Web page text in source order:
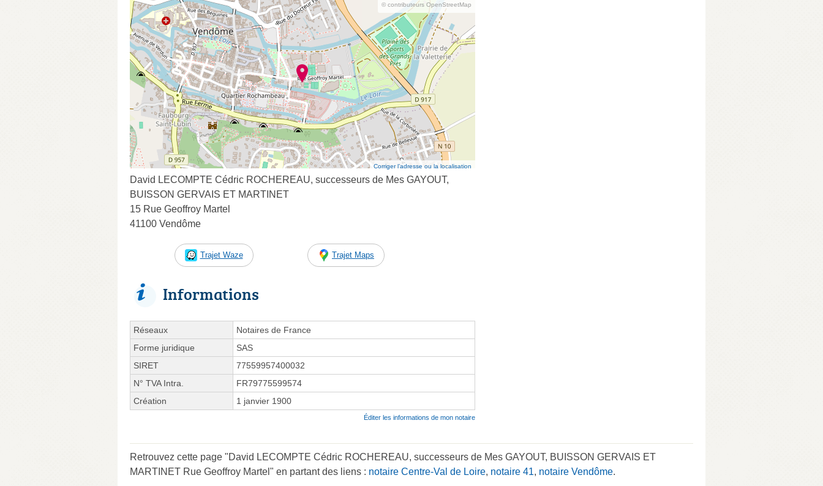
© contributeurs OpenStreetMap
Corriger l’adresse ou la localisation
David LECOMPTE Cédric ROCHEREAU, successeurs de Mes GAYOUT,
BUISSON GERVAIS ET MARTINET
15 Rue Geoffroy Martel
41100 Vendôme
Trajet Waze Trajet Maps
Informations
Réseaux
Notaires de France
Forme juridique
SAS
SIRET
77559957400032
N° TVA Intra.
FR79775599574
Création
1 janvier 1900
Éditer les informations de mon notaire
Retrouvez cette page "David LECOMPTE Cédric ROCHEREAU, successeurs de Mes GAYOUT, BUISSON GERVAIS ET
MARTINET Rue Geoffroy Martel" en partant des liens : notaire Centre-Val de Loire, notaire 41, notaire Vendôme.